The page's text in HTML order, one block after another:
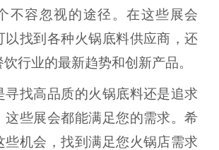
不容忽视的途径。在这些展会
以找到各种火锅底料供应商，还
行业的最新趋势和创新产品。
找高品质的火锅底料还是追求
这些展会都能满足您的需求。希
些机会，找到满足您火锅店需求